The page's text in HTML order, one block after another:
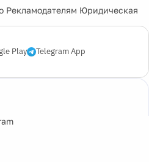
Рекламодателям Юридическая
Play Telegram App